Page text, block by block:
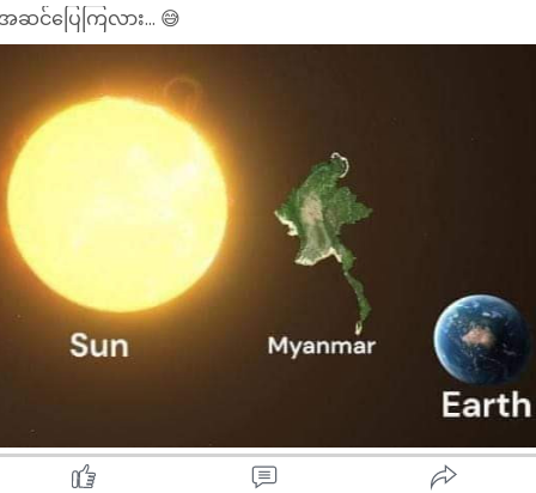
ဆင်ပြေကြလား... 😅